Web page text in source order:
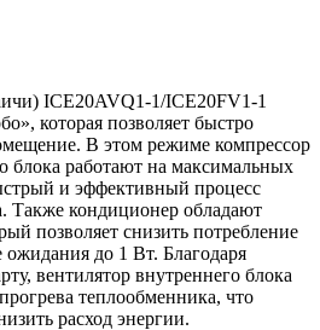
ICE20AVQ1-1/ICE20FV1-1
которая позволяет быстро
В этом режиме компрессор
блока работают на максимальных
и эффективный процесс
Также кондиционер обладают
позволяет снизить потребление
до 1 Вт. Благодаря
вентилятор внутреннего блока
теплообменника, что
расход энергии.